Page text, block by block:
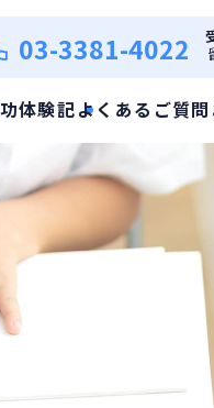
体験記よくあるご質問
03-3381-4022